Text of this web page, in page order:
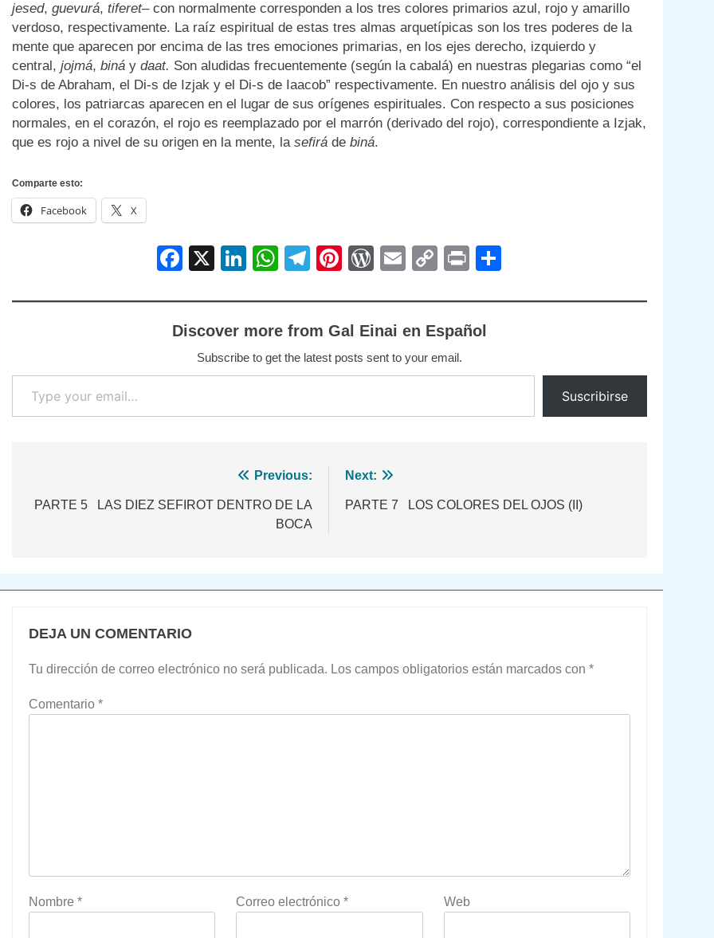
jesed, guevurá, tiferet– con normalmente corresponden a los tres colores primarios azul, rojo y amarillo
verdoso, respectivamente. La raíz espiritual de estas tres almas arquetípicas son los tres poderes de la
mente que aparecen por encima de las tres emociones primarias, en los ejes derecho, izquierdo y
central, jojmá, biná ydaat. Son aludidas frecuentemente (según la cabalá) en nuestras plegarias como “el
Di-s de Abraham, el Di-s de Izjak y el Di-s de Iaacob” respectivamente. En nuestro análisis del ojo y sus
colores, los patriarcas aparecen en el lugar de sus orígenes espirituales. Con respecto a sus posiciones
normales, en el corazón, el rojo es reemplazado por el marrón (derivado del rojo), correspondiente a Izjak,
que es rojo a nivel de su origen en la mente, la sefiráde biná.
Comparte esto:
Facebook X
Facebook
X LinkedIn
WhatsApp
Telegram
Pinterest
WordPress
EmailCopyPrint
Discover more from Gal Einai en Español
Subscribe to get the latest posts sent to your email.
Type your email…
Suscribirse
de
Previous:
PARTE 5 LAS DIEZ SEFIROT DENTRO DE LA
BOCA
Next:
PARTE 7 LOS COLORES DEL OJOS (II)
DEJA UN COMENTARIO
Tu dirección de correo electrónico no será publicada. Los campos obligatorios están marcados con *
Comentario *
Nombre * Correo electrónico* Web